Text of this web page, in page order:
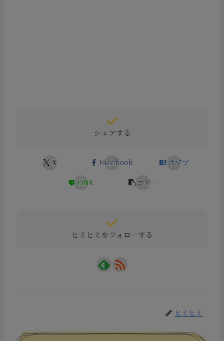
シェアする
X Facebook
はてブ
LINE
コピー
ヒミヒミをフォローする
ヒミヒミ